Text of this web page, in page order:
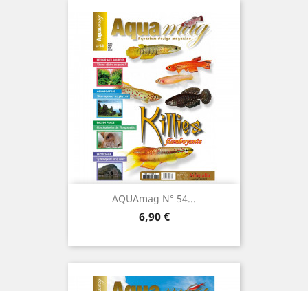
AQUAmag N° 54...
Prix
6,90 €